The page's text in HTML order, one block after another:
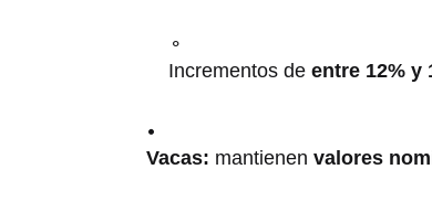
Incrementos de entre 12% y
Vacas: mantienen valores